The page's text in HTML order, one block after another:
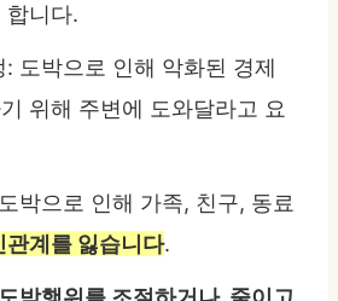
합니다.
도박으로 인해 악화된 경제
위해 주변에 도와달라고 요
박으로 인해 가족, 친구, 동료
관계를 잃습니다.